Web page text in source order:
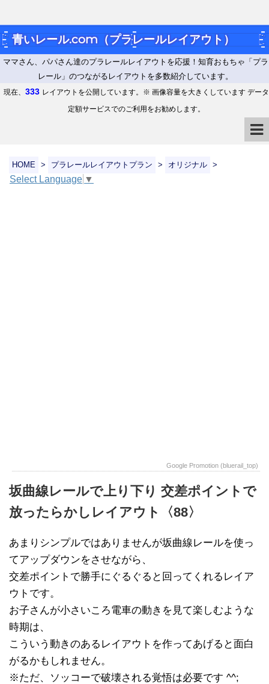
青いレール.com（プラレールレイアウト）
ママさん、パパさん達のプラレールレイアウトを応援！知育おもちゃ「プラ
レール」のつながるレイアウトを多数紹介しています。
現在、 333 レイアウトを公開しています。※ 画像容量を大きくしています データ
定額サービスでのご利用をお勧めします。
HOME > プラレールレイアウトプラン > オリジナル >
Select Language ▼
Google Promotion (bluerail_top)
坂曲線レールで上り下り 交差ポイントで
放ったらかしレイアウト〈88〉
あまりシンプルではありませんが坂曲線レールを使っ
てアップダウンをさせながら、
交差ポイントで勝手にぐるぐると回ってくれるレイア
ウトです。
お子さんが小さいころ電車の動きを見て楽しむような
時期は、
こういう動きのあるレイアウトを作ってあげると面白
がるかもしれません。
※ただ、ソッコーで破壊される覚悟は必要です ^^;